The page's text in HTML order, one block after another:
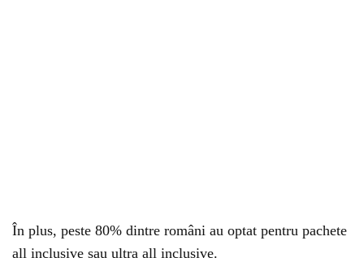
În plus, peste 80% dintre români au optat pentru pachete
all inclusive sau ultra all inclusive.